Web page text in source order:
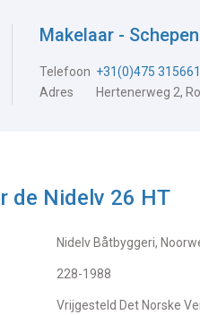
Makelaar -
Telefoon +31(0)475 315661
Adres
Hertenerweg 2,
de Nidelv 26 HT
Nidelv Båtbyggeri,
228-1988
Vrijgesteld Det Norske